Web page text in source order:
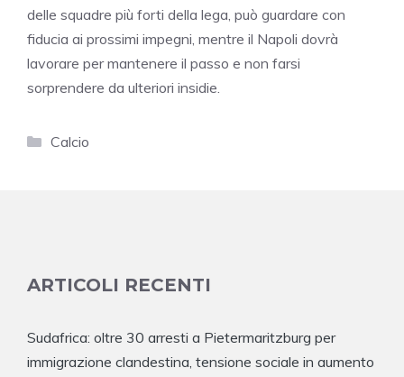
delle squadre più forti della lega, può guardare con
fiducia ai prossimi impegni, mentre il Napoli dovrà
lavorare per mantenere il passo e non farsi
sorprendere da ulteriori insidie.
Categorie
Calcio
ARTICOLI RECENTI
Sudafrica: oltre 30 arresti a Pietermaritzburg per
immigrazione clandestina, tensione sociale in aumento